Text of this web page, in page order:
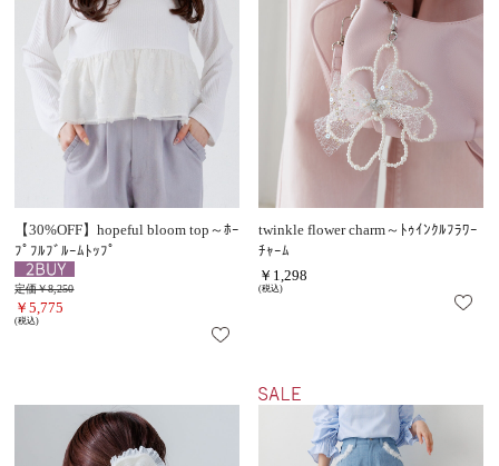
【30%OFF】hopeful bloom top～ﾎｰ
ﾌﾟﾌﾙﾌﾞﾙｰﾑﾄｯﾌﾟ
定価￥8,250
￥5,775
(税込)
twinkle flower charm～ﾄｩｲﾝｸﾙﾌﾗﾜｰ
ﾁｬｰﾑ
￥1,298
(税込)